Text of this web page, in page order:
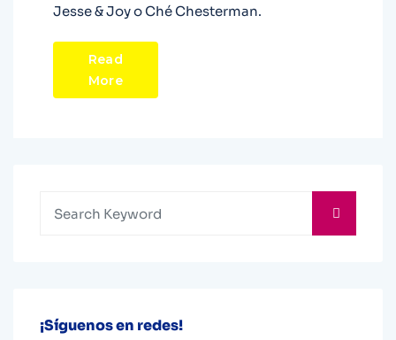
Jesse & Joy o Ché Chesterman.
Read
More
¡Síguenos en redes!